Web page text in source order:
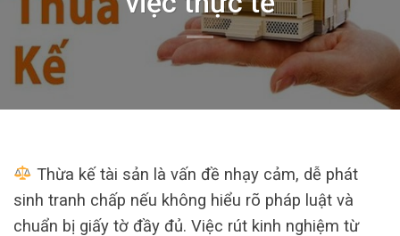
Thừa kế tài sản là vấn đề nhạy cảm, dễ phát
sinh tranh chấp nếu không hiểu rõ pháp luật và
chuẩn bị giấy tờ đầy đủ. Việc rút kinh nghiệm từ